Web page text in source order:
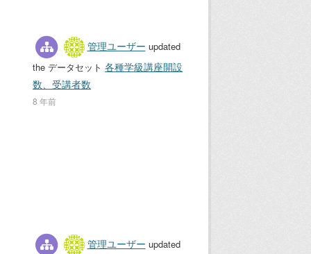
管理ユーザー updated
the データセット各種学級講座開設
数、受講者数
8 年前
管理ユーザー updated